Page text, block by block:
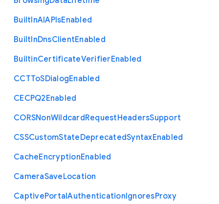
BuiltInAIAPIsEnabled
BuiltInDnsClientEnabled
BuiltinCertificateVerifierEnabled
CCTToSDialogEnabled
CECPQ2Enabled
CORSNonWildcardRequestHeadersSupport
CSSCustomStateDeprecatedSyntaxEnabled
CacheEncryptionEnabled
CameraSaveLocation
CaptivePortalAuthenticationIgnoresProxy